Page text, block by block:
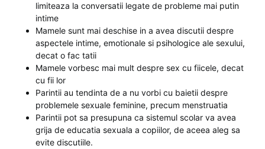
limiteaza la conversatii legate de probleme mai putin
intime
Mamele sunt mai deschise in a avea discutii despre
aspectele intime, emotionale si psihologice ale sexului,
decat o fac tatii
Mamele vorbesc mai mult despre sex cu fiicele, decat
cu fii lor
Parintii au tendinta de a nu vorbi cu baietii despre
problemele sexuale feminine, precum menstruatia
Parintii pot sa presupuna ca sistemul scolar va avea
grija de educatia sexuala a copiilor, de aceea aleg sa
evite discutiile.